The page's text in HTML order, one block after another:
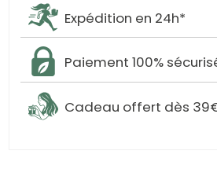
Expédition en 24h*
Paiement 100%
Cadeau offert dès